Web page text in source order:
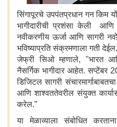
सिंगापूरचे उपपंतप्रधान गन किम
भागीदारीची प्रशंसा केली
नवीकरणीय ऊर्जा आणि सागरी
भविष्याप्रति संक्रमणाला गती
जेफ्री सिओ म्हणाले, "भारत
नैसर्गिक भागीदार आहेत. सप्टेंबर
डिजिटल सागरी
आणि शाश्वततेवरील संयुक्त
करेल.”
या मेळाव्याला संबोधित